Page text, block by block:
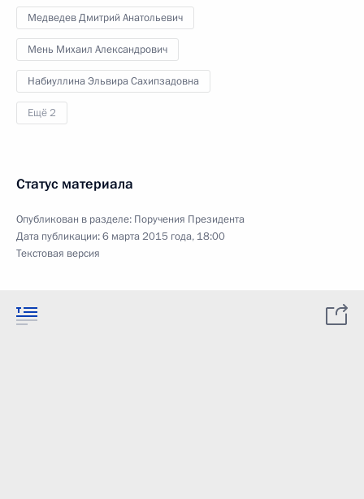
Медведев Дмитрий Анатольевич
Мень Михаил Александрович
Набиуллина Эльвира Сахипзадовна
Ещё 2
Статус материала
Опубликован в разделе: Поручения Президента
Дата публикации:6 марта 2015 года, 18:00
Текстовая версия